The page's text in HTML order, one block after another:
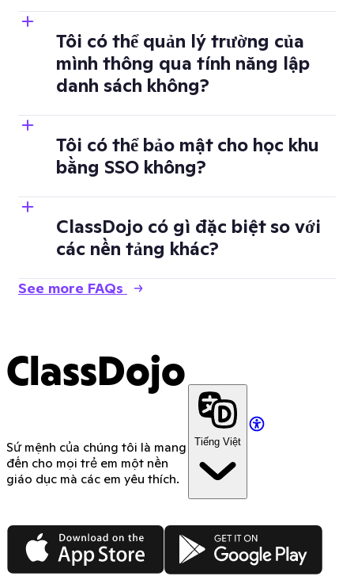
Tôi có thể quản lý trường của
mình thông qua tính năng lập
danh sách không?
Tôi có thể bảo mật cho học khu
bằng SSO không?
ClassDojo có gì đặc biệt so với
các nền tảng khác?
See more FAQs
ClassDojo
Sứ mệnh của chúng tôi là mang
đến cho mọi trẻ em một nền
giáo dục mà các em yêu thích.
Tiếng Việt
App Store Google Play